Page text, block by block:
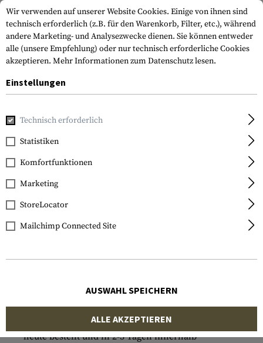
Home Ausrüstung
FILTER
Keine Produkte gefunden.
SCHNELLSTER VERSAND
heute bestellt und in 2-3 Tagen innerhalb
Wir verwenden auf unserer Website Cookies. Einige von ihnen sind
technisch erforderlich (z.B. für den Warenkorb, Filter, etc.), während
andere Marketing- und Analysezwecke dienen. Sie können entweder
alle (unsere Empfehlung) oder nur technisch erforderliche Cookies
akzeptieren. Mehr Informationen zum Datenschutz lesen.
Einstellungen
Technisch erforderlich
Statistiken
Komfortfunktionen
Marketing
StoreLocator
Mailchimp Connected Site
AUSWAHL SPEICHERN
ALLE AKZEPTIEREN